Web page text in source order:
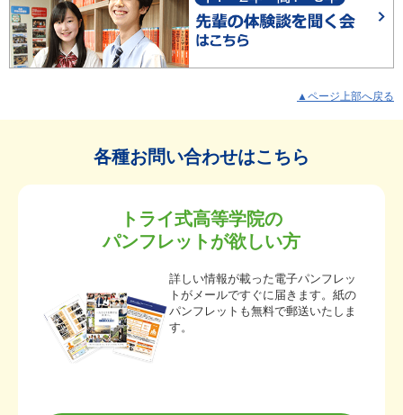
▲ページ上部へ戻る
各種お問い合わせはこちら
トライ式高等学院の
パンフレットが欲しい方
詳しい情報が載った電子パンフレッ
トがメールですぐに届きます。紙の
パンフレットも無料で郵送いたしま
す。